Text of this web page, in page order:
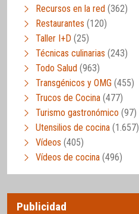
Recursos en la red (362)
Restaurantes (120)
Taller I+D (25)
Técnicas culinarias (243)
Todo Salud (963)
Transgénicos y OMG (455)
Trucos de Cocina (477)
Turismo gastronómico (97)
Utensilios de cocina (1.657)
Vídeos (405)
Vídeos de cocina (496)
Publicidad